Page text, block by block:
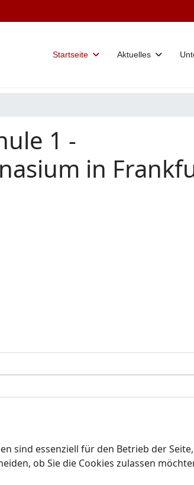
Startseite Aktuelles
1 -
in
sind essenziell für den Betrieb der
ob Sie die Cookies zulassen